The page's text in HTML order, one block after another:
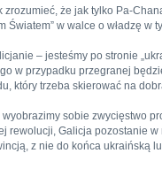
zrozumieć, że jak tylko Pa-
Światem” w walce o władzę
– jesteśmy po stronie
w przypadku przegranej
który trzeba skierować na
sobie zwycięstwo
rewolucji, Galicja pozostanie w
z nie do końca ukraińską